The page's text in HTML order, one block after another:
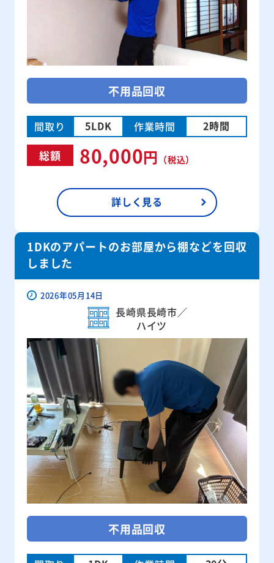
不用品回収
間取り 5LDK 作業時間 2時間
総額 80,000円 （税込）
詳しく見る
1DKのアパートのお部屋から棚などを回収
しました
2026年05月14日
長崎県長崎市／
ハイツ
不用品回収